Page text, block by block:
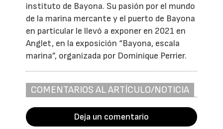
instituto de Bayona. Su pasión por el mundo
de la marina mercante y el puerto de Bayona
en particular le llevó a exponer en 2021 en
Anglet, en la exposición “Bayona, escala
marina”, organizada por Dominique Perrier.
COMENTARIOS AL ARTÍCULO/NOTICIA
Deja un comentario